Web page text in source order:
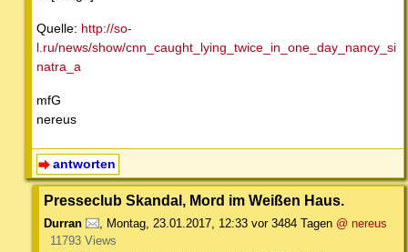
Quelle: http://so-
l.ru/news/show/cnn_caught_lying_twice_in_one_day_nancy_si
natra_a
mfG
nereus
antworten
Presseclub Skandal, Mord im Weißen Haus.
Durran , Montag, 23.01.2017, 12:33 vor 3484 Tagen @ nereus
11793 Views